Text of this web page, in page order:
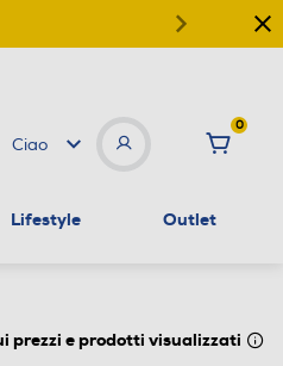
Ciao
0
Lifestyle Outlet
prezzi e prodotti visualizzati